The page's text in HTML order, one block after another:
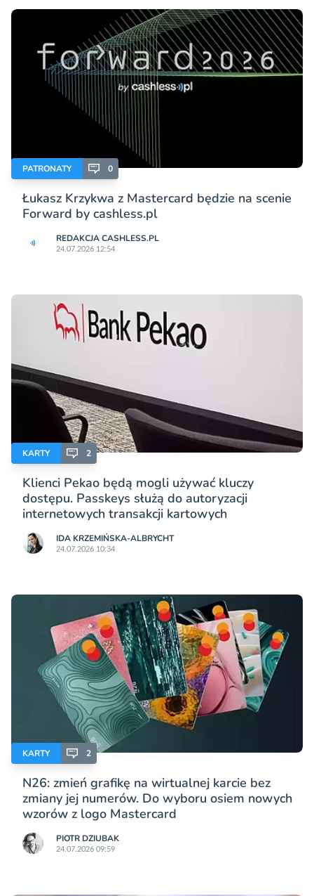
PATRONATY 0
Łukasz Krzykwa z Mastercard będzie na scenie
Forward by cashless.pl
REDAKCJA CASHLESS.PL
24.07.2026 12:54
KARTY 2
Klienci Pekao będą mogli używać kluczy
dostępu. Passkeys służą do autoryzacji
internetowych transakcji kartowych
IDA KRZEMIŃSKA-ALBRYCHT
24.07.2026 10:34
KARTY 2
N26: zmień grafikę na wirtualnej karcie bez
zmiany jej numerów. Do wyboru osiem nowych
wzorów z logo Mastercard
PIOTR DZIUBAK
24.07.2026 09:59